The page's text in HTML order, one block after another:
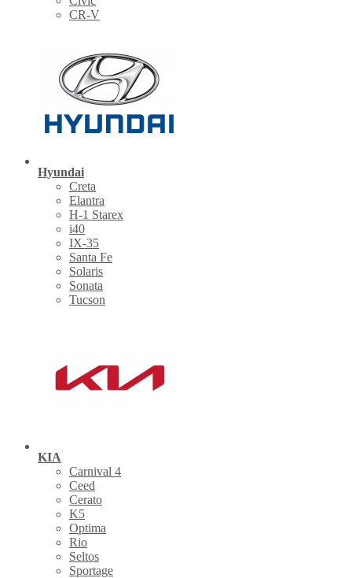
CR-V
Hyundai
Creta
Elantra
H-1 Starex
i40
IX-35
Santa Fe
Solaris
Sonata
Tucson
KIA
Carnival 4
Ceed
Cerato
K5
Optima
Rio
Seltos
Sportage